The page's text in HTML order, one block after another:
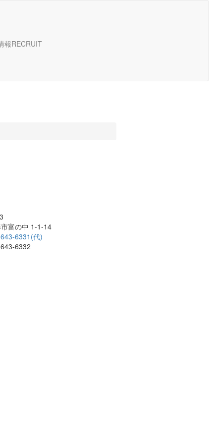
報RECRUIT
富の中 1-1-14
6331(代)
6332